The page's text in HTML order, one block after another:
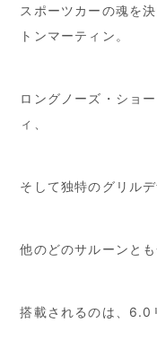
スポーツカーの魂を
トンマーティン。
ロングノーズ・ショ
ィ、
そして独特のグリル
他のどのサルーンと
搭載されるのは、6.0